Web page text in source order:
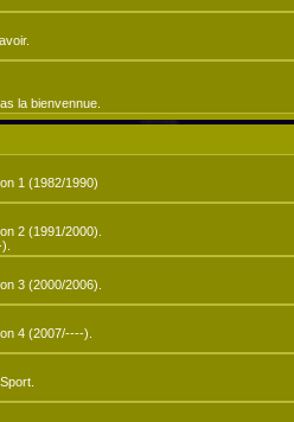
la bienvennue.
1 (1982/1990)
2 (1991/2000).
3 (2000/2006).
4 (2007/----).